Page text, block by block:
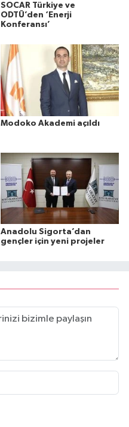
SOCAR Türkiye ve
ODTÜ’den ‘Enerji
Konferansı’
Modoko Akademi açıldı
Anadolu Sigorta’dan
gençler için yeni projeler